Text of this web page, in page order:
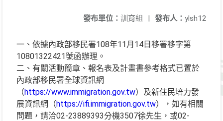
發布人： ylsh12
發布單位： 訓育組 |
一、依據內政部移民署108年11月14日移署移字第
10801322421號函辦理。
二、有關活動簡章、報名表及計畫書參考格式已置於
內政部移民署全球資訊網
（https://www.immigration.gov.tw）及新住民培力發
展資訊網（https://ifi.immigration.gov.tw），如有相關
問題，請洽02-23889393分機3507徐先生，或02-